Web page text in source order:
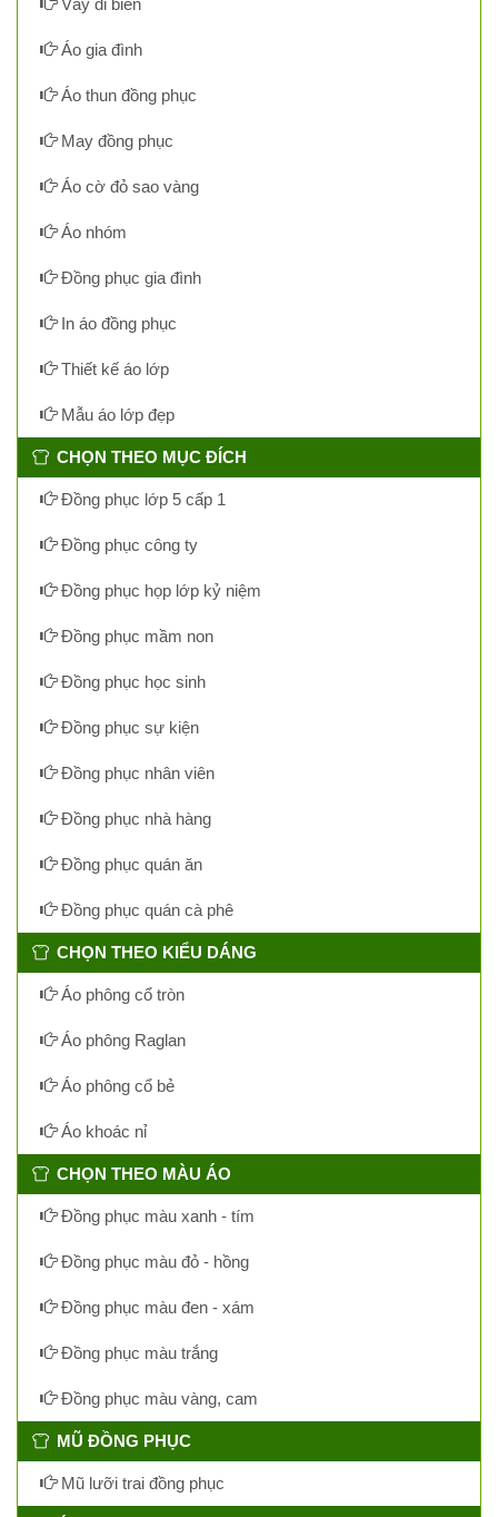
Váy đi biển
Áo gia đình
Áo thun đồng phục
May đồng phục
Áo cờ đỏ sao vàng
Áo nhóm
Đồng phục gia đình
In áo đồng phục
Thiết kế áo lớp
Mẫu áo lớp đẹp
CHỌN THEO MỤC ĐÍCH
Đồng phục lớp 5 cấp 1
Đồng phục công ty
Đồng phục họp lớp kỷ niệm
Đồng phục mầm non
Đồng phục học sinh
Đồng phục sự kiện
Đồng phục nhân viên
Đồng phục nhà hàng
Đồng phục quán ăn
Đồng phục quán cà phê
CHỌN THEO KIỂU DÁNG
Áo phông cổ tròn
Áo phông Raglan
Áo phông cổ bẻ
Áo khoác nỉ
CHỌN THEO MÀU ÁO
Đồng phục màu xanh - tím
Đồng phục màu đỏ - hồng
Đồng phục màu đen - xám
Đồng phục màu trắng
Đồng phục màu vàng, cam
MŨ ĐỒNG PHỤC
Mũ lưỡi trai đồng phục